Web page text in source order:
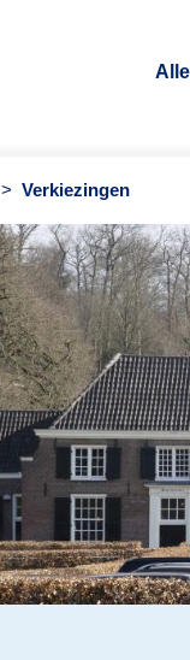
> Verkiezingen